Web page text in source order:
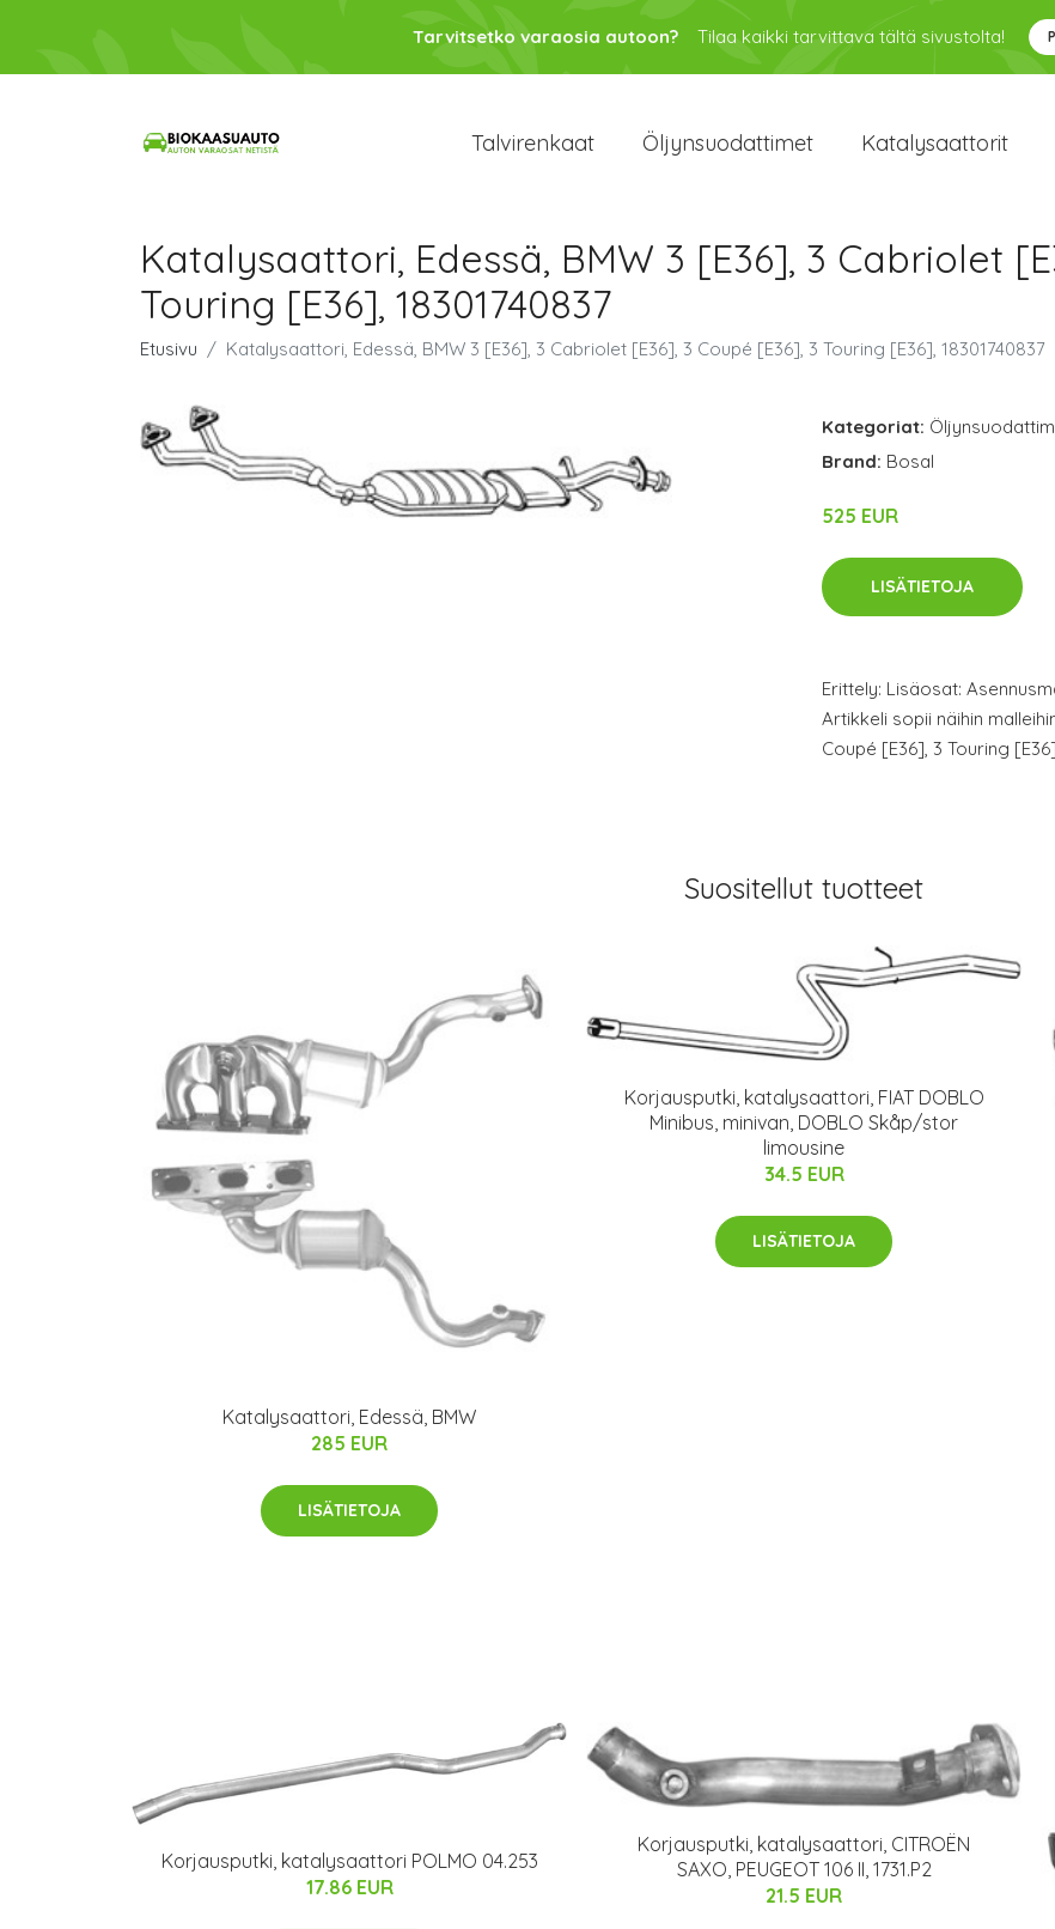
Tarvitsetko varaosia autoon? Tilaa kaikki tarvittava tältä sivustolta!
Talvirenkaat Öljynsuodattimet Katalysaattorit
Katalysaattori, Edessä, BMW 3 [E36], 3 Cabriolet
Touring [E36], 18301740837
Etusivu Katalysaattori, Edessä, BMW 3 [E36], 3 Cabriolet [E36], 3 Coupé [E36], 3 Touring [E36], 18301740837
Kategoriat:
Brand: Bosal
525 EUR
LISÄTIETOJA
Erittely: Lisäosat:
Artikkeli sopii näihin
Coupé [E36], 3 Touring [E36]
Suositellut tuotteet
Katalysaattori, Edessä, BMW
285 EUR
LISÄTIETOJA
Korjausputki, katalysaattori, FIAT DOBLO
Minibus, minivan, DOBLO Skåp/stor
limousine
34.5 EUR
LISÄTIETOJA
Korjausputki, katalysaattori POLMO 04.253
17.86 EUR
Korjausputki, katalysaattori, CITROËN
SAXO, PEUGEOT 106 II, 1731.P2
21.5 EUR